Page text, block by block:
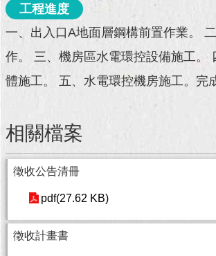
活
動
題
館
首
頁
網
English
工程進度
一、出入口A地面層鋼構前置作業。
作。 三、機房區水電環控設備施工。
體施工。 五、水電環控機房施工。完
相關檔案
徵收公告清冊
pdf(27.62 KB)
徵收計畫書